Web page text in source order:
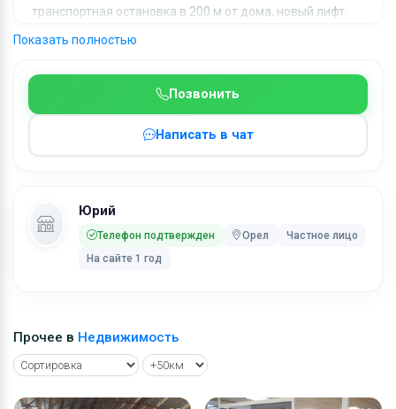
Позвонить
Написать в чат
Юрий
Телефон подтвержден Орел
Частное лицо
На сайте 1 год
транспортная остановка в 200 м от дома, новый лифт.
Продаю однокомнатную квартиру в Заводском районе
Показать полностью
Прочее в Недвижимость